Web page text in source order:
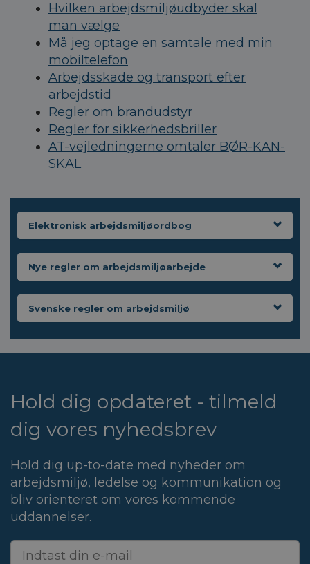
Hvilken arbejdsmiljøudbyder skal
man vælge
Må jeg optage en samtale med min
mobiltelefon
Arbejdsskade og transport efter
arbejdstid
Regler om brandudstyr
Regler for sikkerhedsbriller
AT-vejledningerne omtaler BØR-KAN-
SKAL
Elektronisk arbejdsmiljøordbog
Nye regler om arbejdsmiljøarbejde
Svenske regler om arbejdsmiljø
Hold dig opdateret - tilmeld
dig vores nyhedsbrev
Hold dig up-to-date med nyheder om
arbejdsmiljø, ledelse og kommunikation og
bliv orienteret om vores kommende
uddannelser.